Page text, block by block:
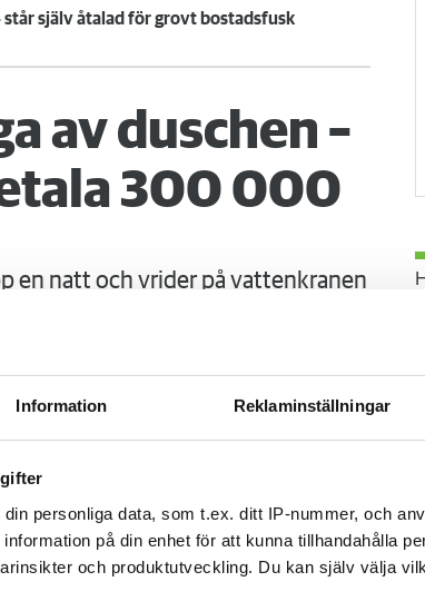
Information Reklaminställningar
din personliga data, som t.ex. ditt IP-nummer, och
på din enhet för att kunna tillhandahålla
och produktutveckling. Du kan själv välja
själv åtalad för grovt bostadsfusk
av duschen –
300 000
en natt och vrider på vattenkranen
i både badrum och hall. Det borde